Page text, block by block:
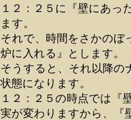
１２：２５に『壁にあっ
ます。
それで、時間をさかのぼ
炉に入れる』とします。
そうすると、それ以降の
状態になります。
１２：２５の時点では『
実が変わりますから、『